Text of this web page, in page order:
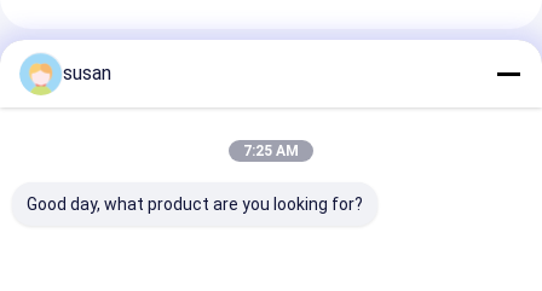
Συνιστώμενα Προϊόντα
susan
7:25 AM
Good day, what product are you looking for?